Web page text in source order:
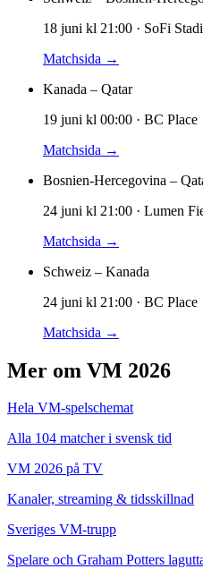
18 juni kl 21:00 · SoFi
Matchsida →
Kanada – Qatar
19 juni kl 00:00 · BC Place
Matchsida →
Bosnien-Hercegovina –
24 juni kl 21:00 · Lumen
Matchsida →
Schweiz – Kanada
24 juni kl 21:00 · BC Place
Matchsida →
Mer om VM 2026
Hela VM-spelschemat
Alla 104 matcher i svensk tid
VM 2026 på TV
Kanaler, streaming & tidsskillnad
Sveriges VM-trupp
Spelare och Graham Potters